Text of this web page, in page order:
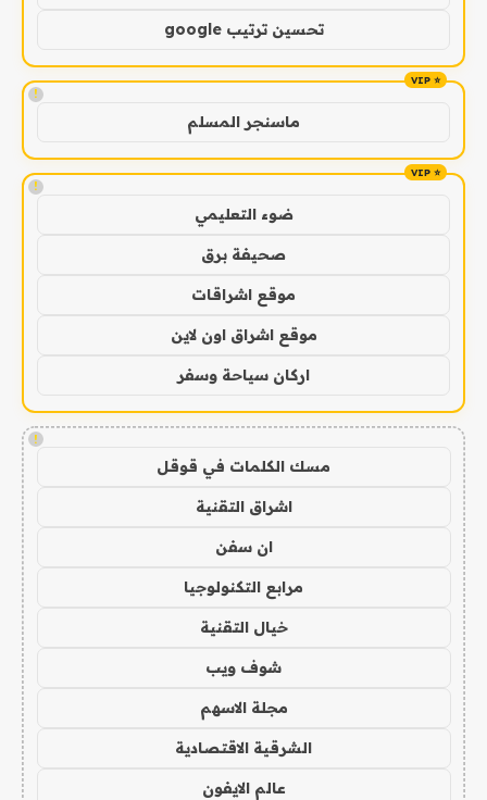
تحسين ترتيب google
!
ماسنجر المسلم
!
ضوء التعليمي
صحيفة برق
موقع اشراقات
موقع اشراق اون لاين
اركان سياحة وسفر
!
مسك الكلمات في قوقل
اشراق التقنية
ان سفن
مرابع التكنولوجيا
خيال التقنية
شوف ويب
مجلة الاسهم
الشرقية الاقتصادية
عالم الايفون